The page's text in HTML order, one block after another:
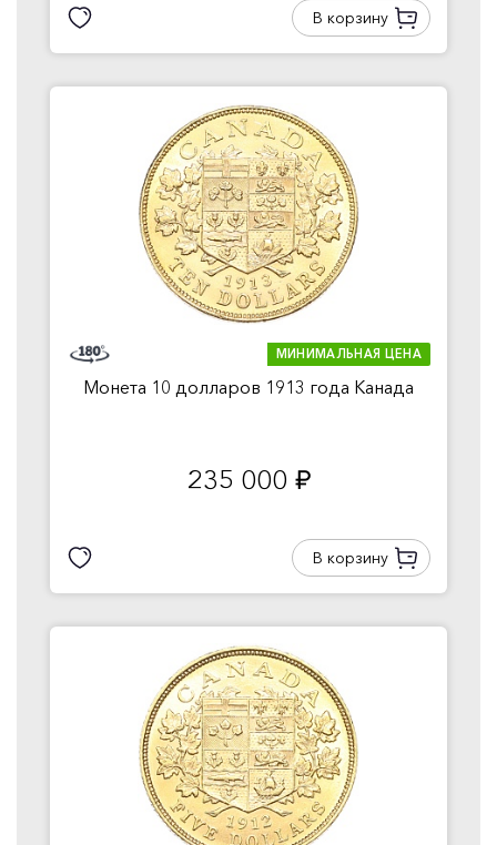
В корзину
МИНИМАЛЬНАЯ ЦЕНА
Монета 10 долларов 1913 года Канада
235 000 руб.
В корзину